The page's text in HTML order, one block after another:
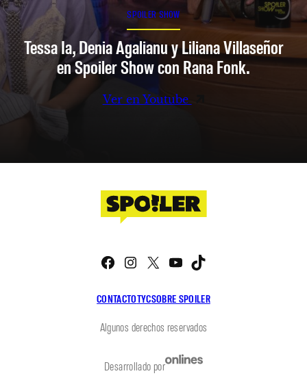
SPOILER SHOW
Tessa Ia, Denia Agalianu y Liliana Villaseñor
en Spoiler Show con Rana Fonk.
Ver en Youtube
CONTACTOTYCSOBRE SPOILER
Facebook
Instagram
X YouTube
Algunos derechos reservados
Desarrollado por